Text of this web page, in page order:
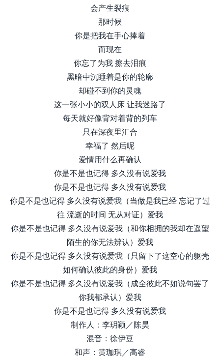
会产生裂痕
那时候
你是把我在手心捧着
而现在
你忘了为我 擦去泪痕
黑暗中沉睡着是你的轮廓
却碰不到你的灵魂
这一张小小的双人床 让我迷路了
每天就好像背对着背的列车
只在深夜里汇合
幸福了 然后呢
爱情用什么再确认
你是不是也记得 多久没有说爱我
你是不是也记得 多久没有说爱我
你是不是也记得 多久没有说爱我（当做是我已经 忘记了过
往 流逝的时间 无从对证）爱我
你是不是也记得 多久没有说爱我（和你相拥的我却在遥望
陌生的你无法辨认）爱我
你是不是也记得 多久没有说爱我（只留下了这空心的躯壳
如何确认彼此的身份）爱我
你是不是也记得 多久没有说爱我（成全彼此不如说句罢了
你我都承认）爱我
你是不是也记得 多久没有说爱我
制作人：李玥颖／陈昊
混音：徐伊豆
和声：黄珈琪／高睿